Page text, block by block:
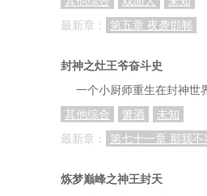
最新章：
第五章 夜袭邯郸
封神之灶王爷奋斗史
一个小厨师重生在封神世
其他综合
箫酒
未知
最新章：
第七十一章 那我不
炼梦巅峰之神王封天